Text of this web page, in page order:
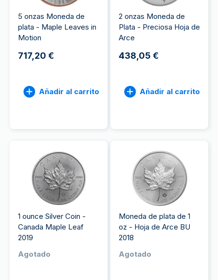
5 onzas Moneda de
plata - Maple Leaves in
Motion
717,20 €
Añadir al carrito
2 onzas Moneda de
Plata - Preciosa Hoja de
Arce
438,05 €
Añadir al carrito
1 ounce Silver Coin -
Canada Maple Leaf
2019
Agotado
Moneda de plata de 1
oz - Hoja de Arce BU
2018
Agotado